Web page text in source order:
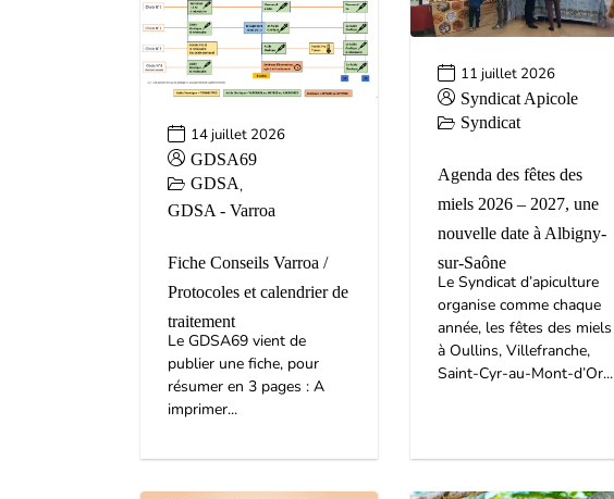
14 juillet 2026
GDSA69
GDSA,
GDSA - Varroa
Fiche Conseils Varroa /
Protocoles et calendrier de
traitement
Le GDSA69 vient de
publier une fiche, pour
résumer en 3 pages : A
imprimer...
11 juillet 2026
Syndicat Apicole
Syndicat
Agenda des fêtes des
miels 2026 – 2027, une
nouvelle date à Albigny-
sur-Saône
Le Syndicat d’apiculture
organise comme chaque
année, les fêtes des miels
à Oullins, Villefranche,
Saint-Cyr-au-Mont-d’Or...